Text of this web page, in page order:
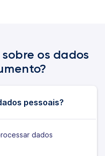
os dados
pessoais?
dados